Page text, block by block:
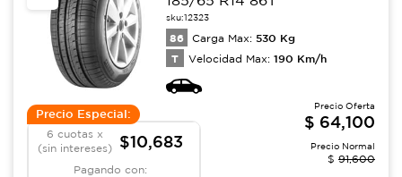
sku:12323
86 Carga Max: 530 Kg
T Velocidad Max: 190 Km/h
Precio Especial:
6 cuotas x
(sin intereses)
$10,683
Pagando con:
Precio Oferta
$ 64,100
Precio Normal
$ 91,600